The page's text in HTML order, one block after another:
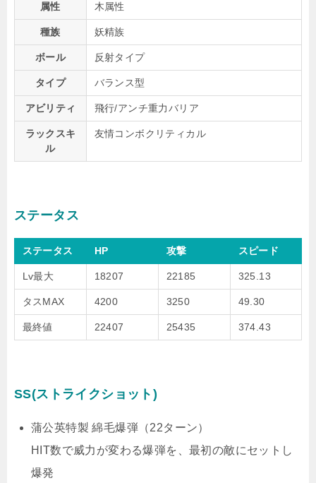
属性 木属性
種族 妖精族
ボール 反射タイプ
タイプ バランス型
アビリティ 飛行/アンチ重力バリア
ラックスキ
ル
友情コンボクリティカル
ステータス
ステータス HP 攻撃 スピード
Lv最大 18207 22185 325.13
タスMAX 4200 3250 49.30
最終値 22407 25435 374.43
SS(ストライクショット)
蒲公英特製 綿毛爆弾（22ターン）
HIT数で威力が変わる爆弾を、最初の敵にセットし
爆発